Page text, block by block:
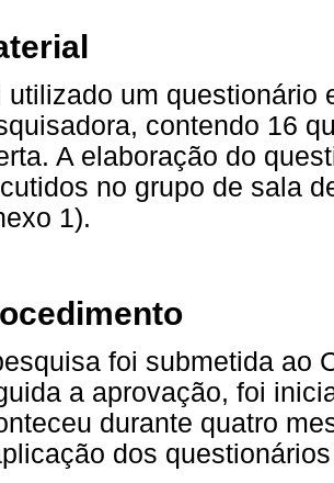
utilizado um questionário
contendo 16
A elaboração do
no grupo de sala
1).
foi submetida ao
a aprovação, foi
durante quatro
dos